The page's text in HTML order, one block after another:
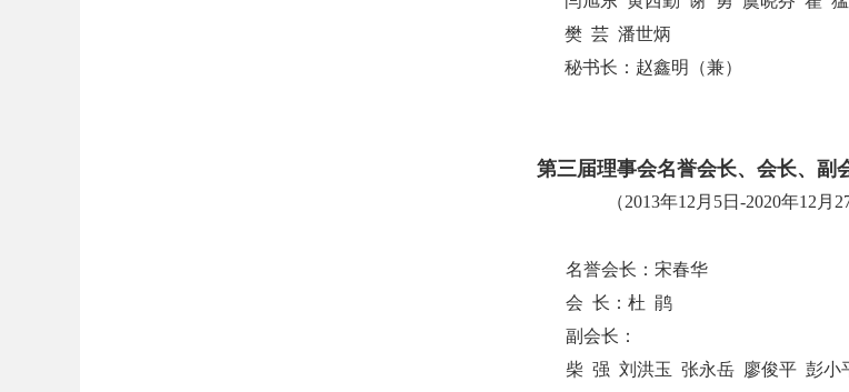
樊 芸 潘世炳
秘书长：赵鑫明（兼）
第三届理事会名誉会长、会长、副
（2013年12月5日-2020年12月
名誉会长：宋春华
会 长：杜 鹃
副会长：
柴 强 刘洪玉 张永岳 廖俊平 彭小